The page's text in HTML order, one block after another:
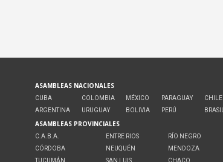
ASAMBLEAS NACIONALES
CUBA
ARGENTINA
COLOMBIA
URUGUAY
MÉXICO
BOLIVIA
PARAGUAY
PERÚ
CHILE
BRASIL
ASAMBLEAS PROVINCIALES
C.A.B.A.
CÓRDOBA
TUCUMÁN
ENTRE RIOS
NEUQUÉN
SAN LUIS
RÍO NEGRO
MENDOZA
CHACO